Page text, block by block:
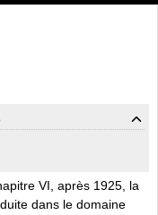
VI, après 1925, la
dans le domaine